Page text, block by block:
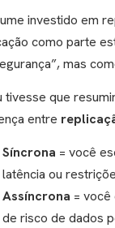
investido em
como parte
mas
tivesse que
entre
Síncrona = você
latência ou
Assíncrona =
de risco de dados